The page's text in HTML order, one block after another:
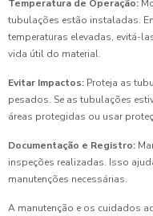
Temperatura de Operação:
tubulações estão instaladas.
temperaturas elevadas, evitá-
vida útil do material.
Evitar Impactos: Proteja as
pesados. Se as tubulações
áreas protegidas ou usar
Documentação e Registro:
inspeções realizadas. Isso
manutenções necessárias.
A manutenção e os cuidados